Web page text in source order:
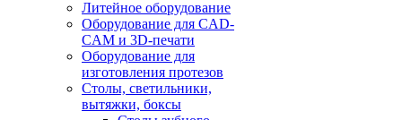
Литейное оборудование
Оборудование для CAD-
CAM и 3D-печати
Оборудование для
изготовления протезов
Cтолы, светильники,
вытяжки, боксы